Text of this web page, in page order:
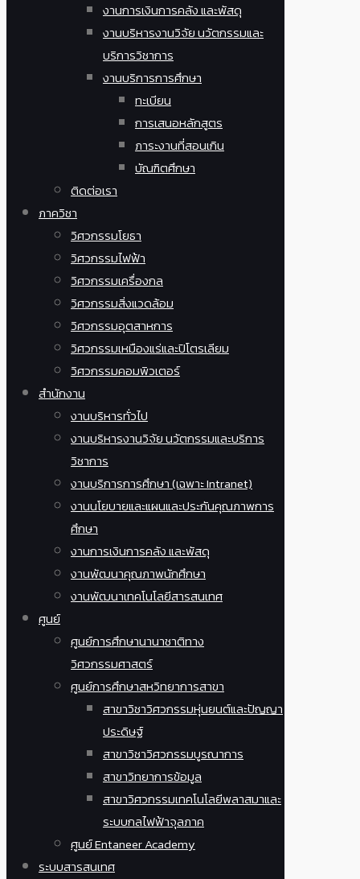
งานการเงินการคลัง และพัสดุ
งานบริหารงานวิจัย นวัตกรรมและ
บริการวิชาการ
งานบริการการศึกษา
ทะเบียน
การเสนอหลักสูตร
ภาระงานที่สอนเกิน
บัณฑิตศึกษา
ติดต่อเรา
ภาควิชา
วิศวกรรมโยธา
วิศวกรรมไฟฟ้า
วิศวกรรมเครื่องกล
วิศวกรรมสิ่งแวดล้อม
วิศวกรรมอุตสาหการ
วิศวกรรมเหมืองแร่และปิโตรเลียม
วิศวกรรมคอมพิวเตอร์
สำนักงาน
งานบริหารทั่วไป
งานบริหารงานวิจัย นวัตกรรมและบริการ
วิชาการ
งานบริการการศึกษา (เฉพาะ Intranet)
งานนโยบายและแผนและประกันคุณภาพการ
ศึกษา
งานการเงินการคลัง และพัสดุ
งานพัฒนาคุณภาพนักศึกษา
งานพัฒนาเทคโนโลยีสารสนเทศ
ศูนย์
ศูนย์การศึกษานานาชาติทาง
วิศวกรรมศาสตร์
ศูนย์การศึกษาสหวิทยาการสาขา
สาขาวิชาวิศวกรรมหุ่นยนต์และปัญญา
ประดิษฐ์
สาขาวิชาวิศวกรรมบูรณาการ
สาขาวิทยาการข้อมูล
สาขาวิศวกรรมเทคโนโลยีพลาสมาและ
ระบบกลไฟฟ้าจุลภาค
ศูนย์ Entaneer Academy
ระบบสารสนเทศ